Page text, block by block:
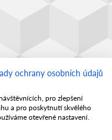
ochrany osobních údajů
pro zlepšení
a pro poskytnutí skvělého
otevřené nastavení.